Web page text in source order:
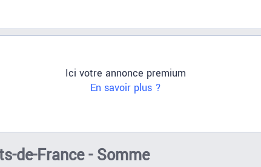
Ici votre annonce premium
En savoir plus ?
de-France - Somme